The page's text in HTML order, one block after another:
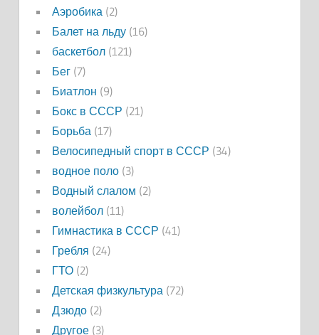
Аэробика(2)
Балет на льду(16)
баскетбол(121)
Бег(7)
Биатлон (9)
Бокс в СССР (21)
Борьба(17)
Велосипедный спорт в СССР (34)
водное поло(3)
Водный слалом (2)
волейбол(11)
Гимнастика в СССР (41)
Гребля (24)
ГТО(2)
Детская физкультура(72)
Дзюдо(2)
Другое(3)